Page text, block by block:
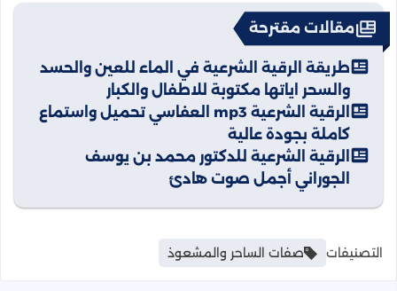
مقالات مقترحة
طريقة الرقية الشرعية في الماء للعين والحسد
والسحر اياتها مكتوبة للاطفال والكبار
الرقية الشرعية mp3 العفاسي تحميل واستماع
كاملة بجودة عالية
الرقية الشرعية للدكتور محمد بن يوسف
الجوراني أجمل صوت هادئ
التصنيفات صفات الساحر والمشعوذ